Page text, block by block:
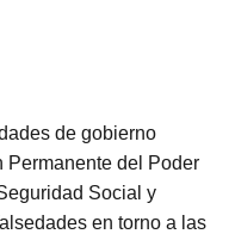
de gobierno
Permanente del Poder
Social y
en torno a las